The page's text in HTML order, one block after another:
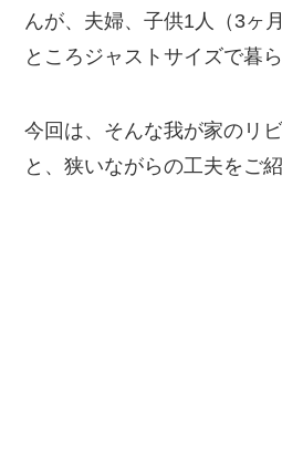
んが、夫婦、子供1人（3ヶ
ところジャストサイズで暮
今回は、そんな我が家のリ
と、狭いながらの工夫をご